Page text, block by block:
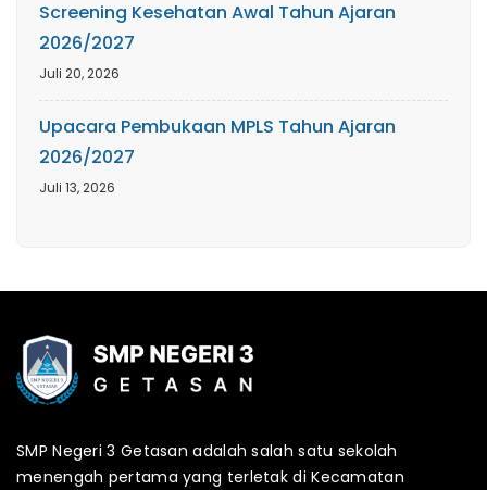
Screening Kesehatan Awal Tahun Ajaran
2026/2027
Juli 20, 2026
Upacara Pembukaan MPLS Tahun Ajaran
2026/2027
Juli 13, 2026
SMP Negeri 3 Getasan adalah salah satu sekolah
menengah pertama yang terletak di Kecamatan